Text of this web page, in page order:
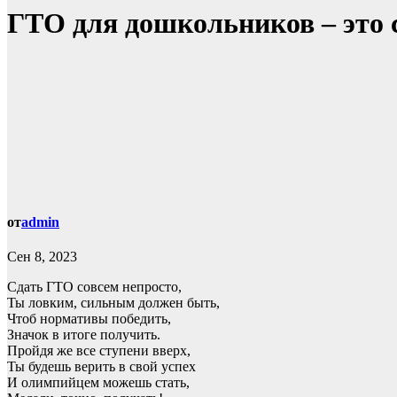
ГТО для дошкольников – это
отadmin
Сен 8, 2023
Сдать ГТО совсем непросто,
Ты ловким, сильным должен быть,
Чтоб нормативы победить,
Значок в итоге получить.
Пройдя же все ступени вверх,
Ты будешь верить в свой успех
И олимпийцем можешь стать,